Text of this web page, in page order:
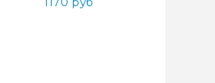
1170 руб